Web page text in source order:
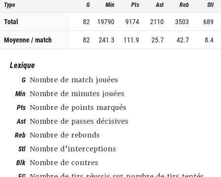
Type G Min Pts Ast Reb Stl
Total 82 19790 9174 2110 3503
689
Moyenne / match
82 241.3 111.9 25.7 42.7 8.4
Lexique
G Nombre de match jouées
Min Nombre de minutes jouées
Pts Nombre de points marqués
Ast Nombre de passes décisives
Reb Nombre de rebonds
Stl Nombre d’interceptions
Blk Nombre de contres